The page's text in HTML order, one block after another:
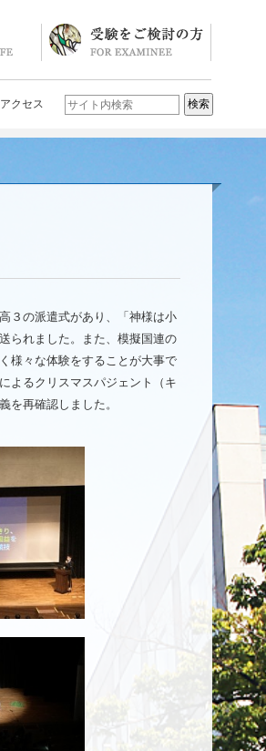
) 学校説明会・イベント一覧
入試要項・入試結果
Q&A
お問い合わせ
学校案内パンフレット
クセス
３の派遣式があり、「神様は小
られました。また、模擬国連の
様々な体験をすることが大事で
よるクリスマスパジェント（キ
を再確認しました。